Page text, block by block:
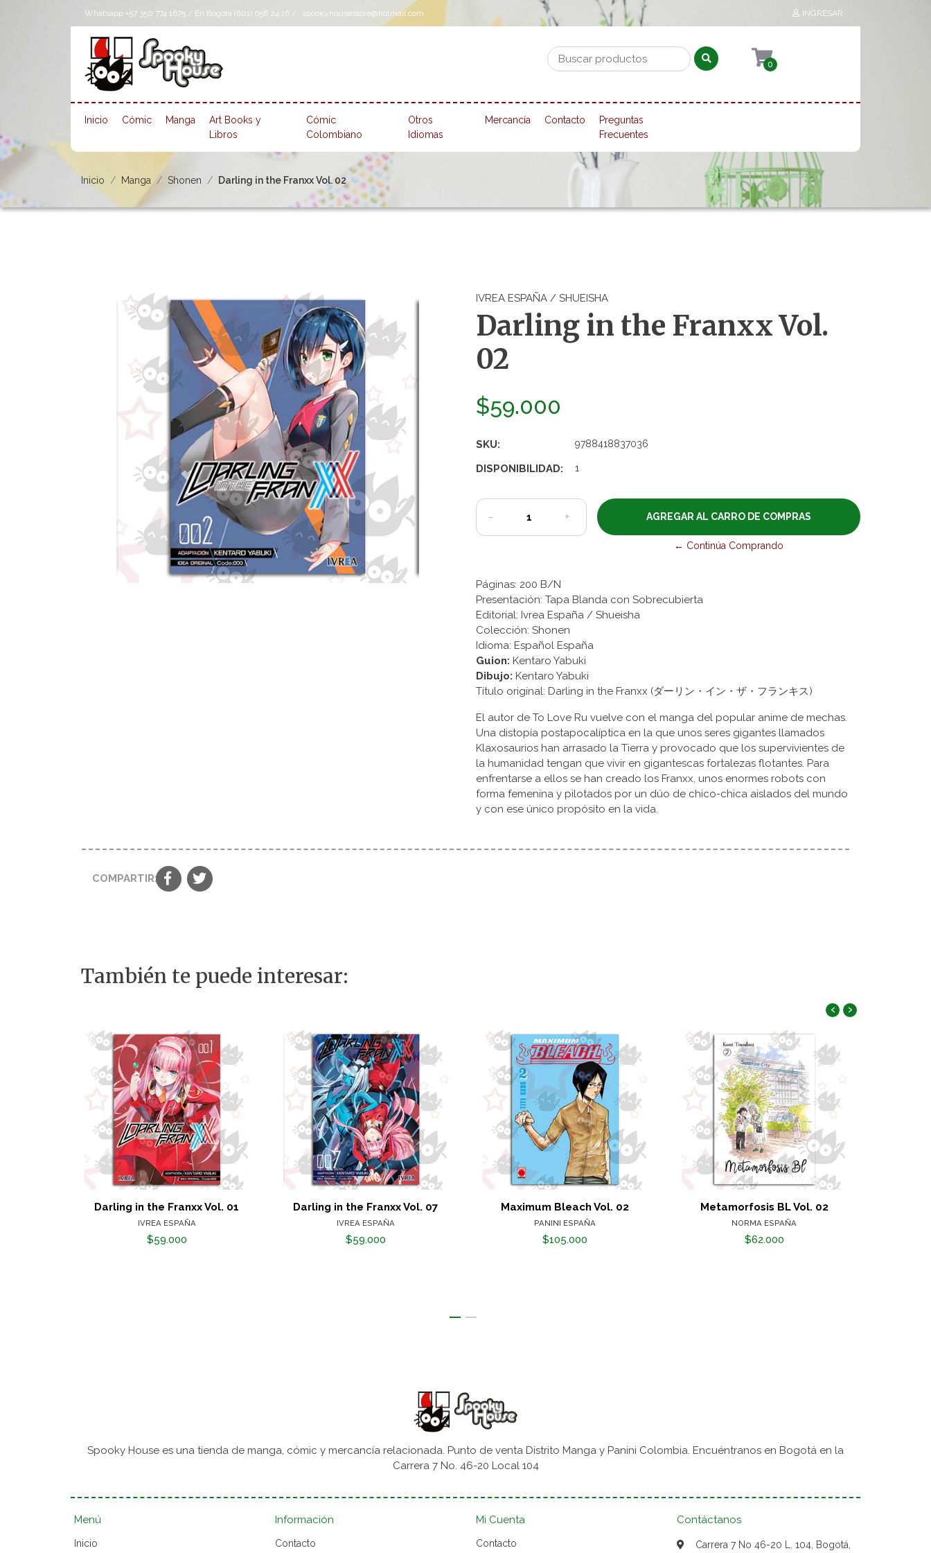
Whatsapp +57 350 774 1675 / En Bogotá (601) 656 24 16 / spookyhousestore@hotmail.com INGRESAR
0
Inicio Cómic Manga
Art Books y
Libros
Cómic
Colombiano
Otros
Idiomas
Mercancía Contacto
Preguntas
Frecuentes
Inicio Manga Shonen Darling in the Franxx Vol. 02
IVREA ESPAÑA / SHUEISHA
Darling in the Franxx Vol.
02
$59.000
SKU: 9788418837036
DISPONIBILIDAD: 1
- +
← Continúa Comprando
Páginas: 200 B/N
Presentación: Tapa Blanda con Sobrecubierta
Editorial: Ivrea España / Shueisha
Colección: Shonen
Idioma: Español España
Guion: Kentaro Yabuki
Dibujo: Kentaro Yabuki
Título original: Darling in the Franxx (ダーリン・イン・ザ・フランキス)
El autor de To Love Ru vuelve con el manga del popular anime de mechas.
Una distopía postapocalíptica en la que unos seres gigantes llamados
Klaxosaurios han arrasado la Tierra y provocado que los supervivientes de
la humanidad tengan que vivir en gigantescas fortalezas flotantes. Para
enfrentarse a ellos se han creado los Franxx, unos enormes robots con
forma femenina y pilotados por un dúo de chico-chica aislados del mundo
y con ese único propósito en la vida.
COMPARTIR:
También te puede interesar:
Darling in the Franxx Vol. 01
IVREA ESPAÑA
$59.000
Darling in the Franxx Vol. 07
IVREA ESPAÑA
$59.000
Maximum Bleach Vol. 02
PANINI ESPAÑA
$105.000
Metamorfosis BL Vol. 02
NORMA ESPAÑA
$62.000
‹ ›
Spooky House es una tienda de manga, cómic y mercancía relacionada. Punto de venta Distrito Manga y Panini Colombia. Encuéntranos en Bogotá en la
Carrera 7 No. 46-20 Local 104
Menú
Inicio
Información
Contacto
Mi Cuenta
Contacto
Contáctanos
Carrera 7 No 46-20 L. 104, Bogotá,